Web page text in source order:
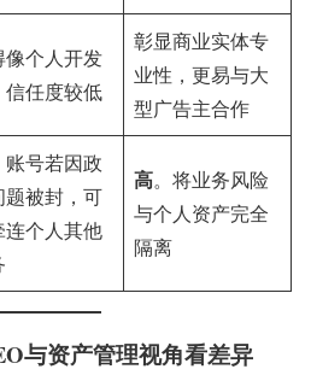
像个人开发
信任度较低
彰显商业实体专
业性，更易与大
型广告主合作
账号若因政
题被封，可
连个人其他
高。将业务风险
与个人资产完全
隔离
与资产管理视角看差异